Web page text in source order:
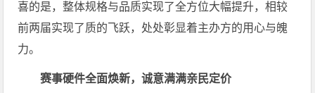
喜的是，整体规格与品质实现了全方位大幅提升，相较
前两届实现了质的飞跃，处处彰显着主办方的用心与魄
力。
赛事硬件全面焕新，诚意满满亲民定价